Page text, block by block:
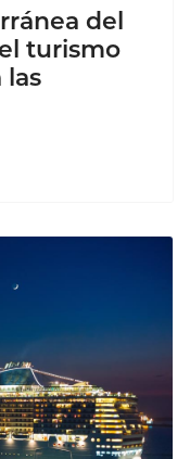
del
turismo
las